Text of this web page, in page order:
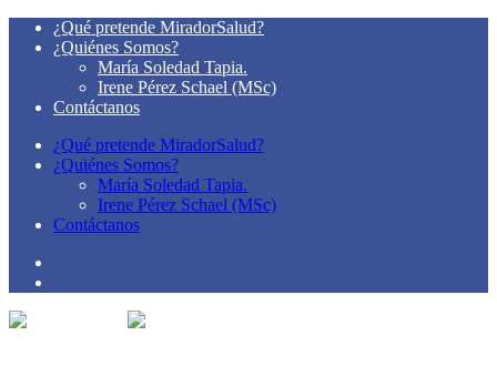
¿Qué pretende MiradorSalud?
¿Quiénes Somos?
María Soledad Tapia.
Irene Pérez Schael (MSc)
Contáctanos
¿Qué pretende MiradorSalud?
¿Quiénes Somos?
María Soledad Tapia.
Irene Pérez Schael (MSc)
Contáctanos